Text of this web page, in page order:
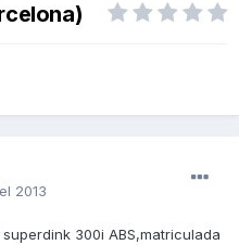
2013
300i ABS,matriculada